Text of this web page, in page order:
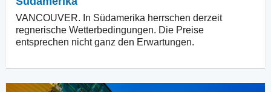
VANCOUVER. In Südamerika herrschen derzeit
regnerische Wetterbedingungen. Die Preise
entsprechen nicht ganz den Erwartungen.